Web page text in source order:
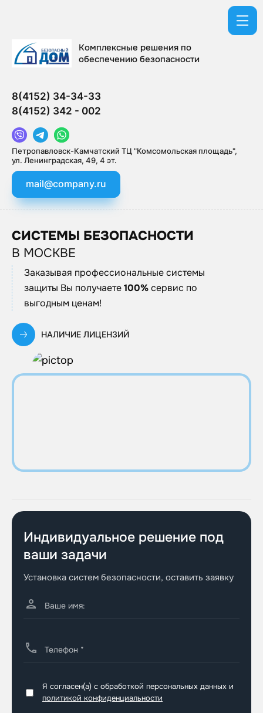
Комплексные решения по
обеспечению безопасности
8(4152) 34-34-33
8(4152) 342 - 002
Петропавловск-Камчатский ТЦ "Комсомольская площадь",
ул. Ленинградская, 49, 4 эт.
mail@company.ru
СИСТЕМЫ БЕЗОПАСНОСТИ
В МОСКВЕ
Заказывая профессиональные системы
защиты Вы получаете100%сервис по
выгодным ценам!
НАЛИЧИЕ ЛИЦЕНЗИЙ
Индивидуальное решение под
ваши задачи
Установка систем безопасности, оставить заявку
Я согласен(а) с обработкой персональных данных и
политикой конфиденциальности